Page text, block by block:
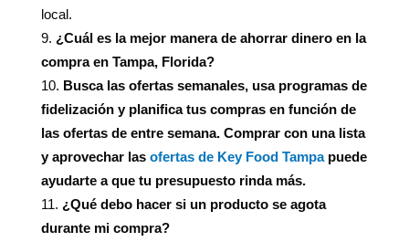
local.
¿Cuál es la mejor manera de ahorrar dinero en la
compra en Tampa, Florida?
Busca las ofertas semanales, usa programas de
fidelización y planifica tus compras en función de
las ofertas de entre semana. Comprar con una lista
y aprovechar las ofertas de Key Food Tampapuede
ayudarte a que tu presupuesto rinda más.
¿Qué debo hacer si un producto se agota
durante mi compra?